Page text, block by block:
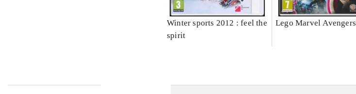
Winter sports 2012 : feel the
spirit
Lego Marvel Avengers